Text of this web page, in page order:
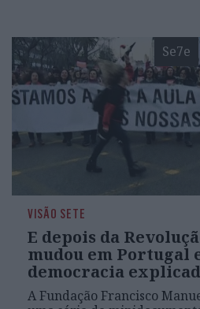
Se7e
VISÃO SETE
E depois da
mudou em Portugal
democracia
A Fundação Francisco